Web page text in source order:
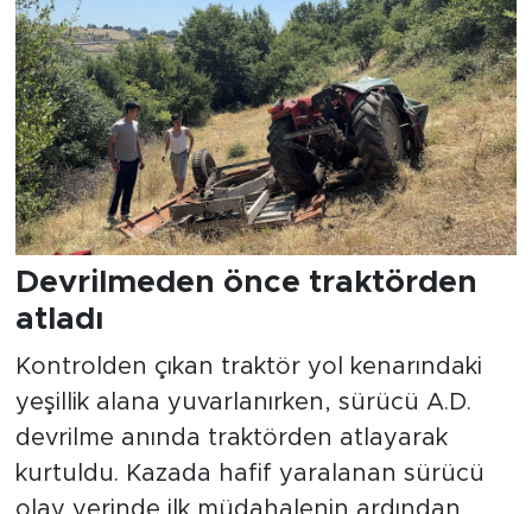
Devrilmeden önce traktörden
atladı
Kontrolden çıkan traktör yol kenarındaki
yeşillik alana yuvarlanırken, sürücü A.D.
devrilme anında traktörden atlayarak
kurtuldu. Kazada hafif yaralanan sürücü
olay yerinde ilk müdahalenin ardından